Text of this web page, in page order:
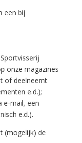
een bij
onze magazines
of deelneemt
e.d.);
e-mail, een
e.d.).
(mogelijk) de